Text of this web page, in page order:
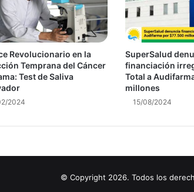
Desmantelan otro atraco a la salud
06/2026
primer bebé en el buque hospital
Revolucionario en la
Temprana del Cáncer
Test de Saliva
2024
SuperSalud
financiación
Total a
millones
15/08/2024
© Copyright 2026. Todos los